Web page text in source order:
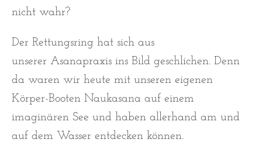
nicht wahr?
Der Rettungsring hat sich aus
unserer Asanapraxis ins Bild geschlichen. Denn
da waren wir heute mit unseren eigenen
Körper-Booten Naukasana auf einem
imaginären See und haben allerhand am und
auf dem Wasser entdecken können.